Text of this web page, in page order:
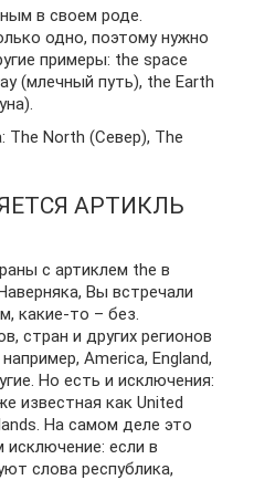
в своем роде.
одно, поэтому нужно
примеры: the space
(млечный путь), the Earth
The North (Север), The
АРТИКЛЬ
с артиклем the в
Вы встречали
какие-то – без.
стран и других регионов
America, England,
Но есть и исключения:
известная как United
На самом деле это
если в
слова республика,